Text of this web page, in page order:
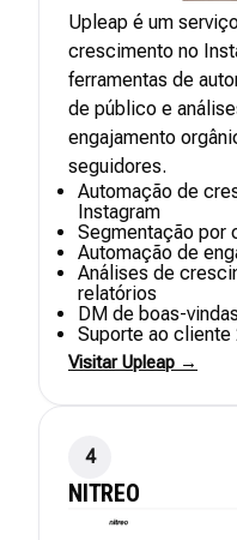
Upleap é um
crescimento no
ferramentas de
de público e
engajamento
seguidores.
Automação de
Instagram
Segmentação por
Automação de
Análises de
relatórios
DM de boas-
Suporte ao cliente
Visitar Upleap →
4
NITREO